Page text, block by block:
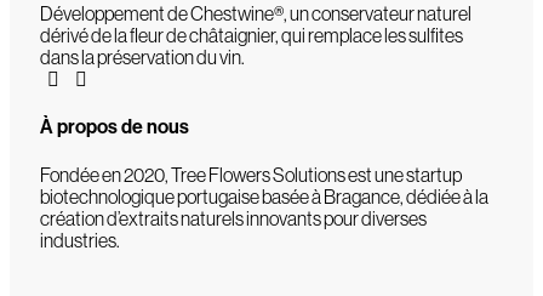
Développement de Chestwine®, un conservateur naturel
dérivé de la fleur de châtaignier, qui remplace les sulfites
dans la préservation du vin.
À propos de nous
Fondée en 2020, Tree Flowers Solutions est une startup
biotechnologique portugaise basée à Bragance, dédiée à la
création d’extraits naturels innovants pour diverses
industries.